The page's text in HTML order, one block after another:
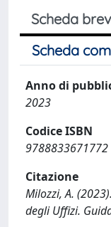
Scheda
Scheda
Anno di
2023
Codice ISBN
9788833671772
Citazione
Milozzi, A.
degli Uffizi.